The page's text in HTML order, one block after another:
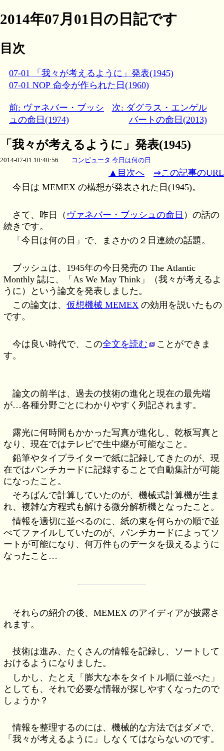
2014年07月01日の日記です
目次
07-01 「我々が考えるように」発表(1945)
07-01 NOP 命令が作られた日(1960)
前: ヴァネバー・ブッシ
ュの命日(1974)
次: ダグラス・エンゲル
バートの命日(2013)
「我々が考えるように」発表(1945)
2014-07-01 10:40:56 コンピュータ 今日は何の日
▲目次へ
⇒この記事のURL
今日は MEMEX の構想が発表された日(1945)。
さて、昨日（ ヴァネバー・ブッシュの命日 ）の話の
続きです。
「今日は何の日」で、まさかの２日連続の話題。
ブッシュは、1945年の今日発売の The Atlantic
Monthly 誌に、「As We May Think」（我々が考えるよ
うに）という論文を発表しました。
この論文は、仮想機械 MEMEX の効用を説いたもの
です。
今は良い時代で、この全文を読む
ことができま
す。
論文の前半は、過去の技術の進化と現在の最先端
が…各種分野ごとにわかりやすく列記されます。
露光に何時間もかかった写真が進化し、乾板写真と
なり、現在ではテレビで生中継が可能なこと。
鉛筆やタイプライターで紙に記録してきたのが、現
在ではパンチカードに記録することで自動集計が可能
になったこと。
そろばんで計算していたのが、機械式計算機が生ま
れ、複雑な方程式も解ける微分解析機となったこと。
情報を適切に並べるのに、紙の束を何らかの順で並
べてファイルしていたのが、パンチカードによってソ
ートが可能になり、何万件ものデータを扱えるように
なったこと…
それらの紹介の後、MEMEX のアイディアが披露さ
れます。
技術は進み、たくさんの情報を記録し、ソートして
おけるようになりました。
しかし、たとえ「膨大な本をタイトル順に並べた」
としても、それで必要な情報が探しやすくなったので
しょうか？
情報を整理するのには、機械的な方法ではダメで、
「我々が考えるように」しなくてはならないのです。